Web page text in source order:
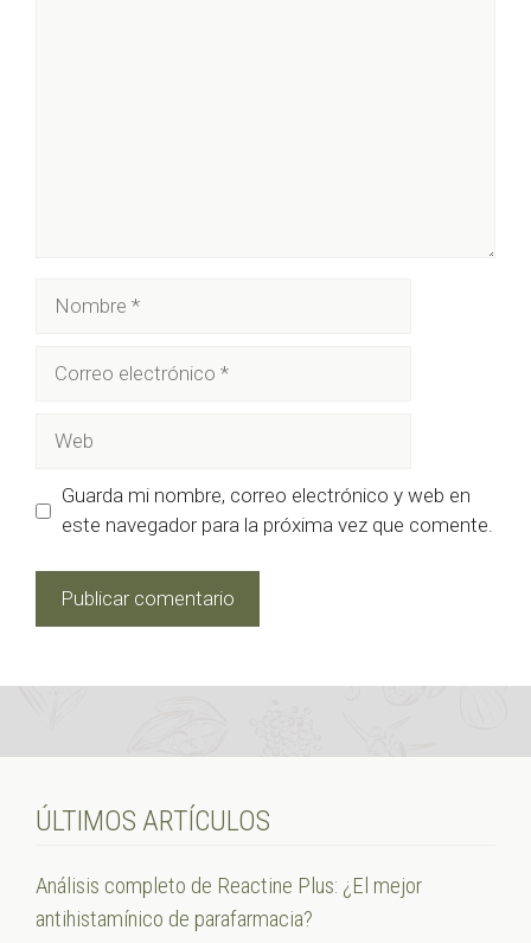
Guarda mi nombre, correo electrónico y web en
este navegador para la próxima vez que comente.
ÚLTIMOS ARTÍCULOS
Análisis completo de Reactine Plus: ¿El mejor
antihistamínico de parafarmacia?